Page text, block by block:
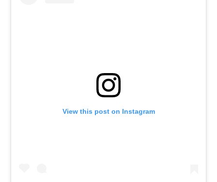
View this post on Instagram